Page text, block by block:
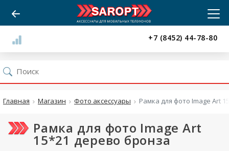
+7 (8452) 44-78-80
Главная Магазин Фото аксессуары Рамка для фото Image Art
Рамка для фото Image Art
15*21 дерево бронза